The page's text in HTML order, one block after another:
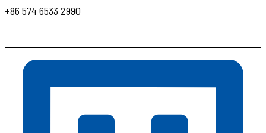
+86 574 6533 2990